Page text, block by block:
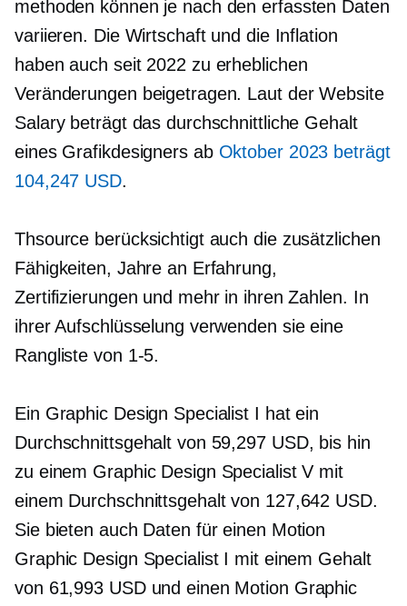
methoden können je nach den erfassten Daten
variieren. Die Wirtschaft und die Inflation
haben auch seit 2022 zu erheblichen
Veränderungen beigetragen. Laut der Website
Salary beträgt das durchschnittliche Gehalt
eines Grafikdesigners ab Oktober 2023 beträgt
104,247 USD.
Thsource berücksichtigt auch die zusätzlichen
Fähigkeiten, Jahre an Erfahrung,
Zertifizierungen und mehr in ihren Zahlen. In
ihrer Aufschlüsselung verwenden sie eine
Rangliste von 1-5.
Ein Graphic Design Specialist I hat ein
Durchschnittsgehalt von 59,297 USD, bis hin
zu einem Graphic Design Specialist V mit
einem Durchschnittsgehalt von 127,642 USD.
Sie bieten auch Daten für einen Motion
Graphic Design Specialist I mit einem Gehalt
von 61,993 USD und einen Motion Graphic